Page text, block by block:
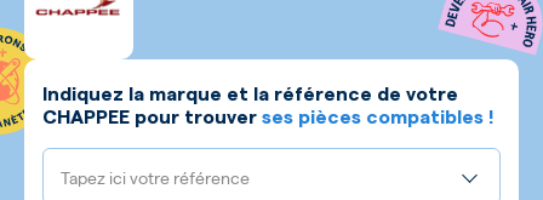
Indiquez la marque et la référence de votre
CHAPPEE pour trouver ses pièces compatibles !
Tapez ici votre référence